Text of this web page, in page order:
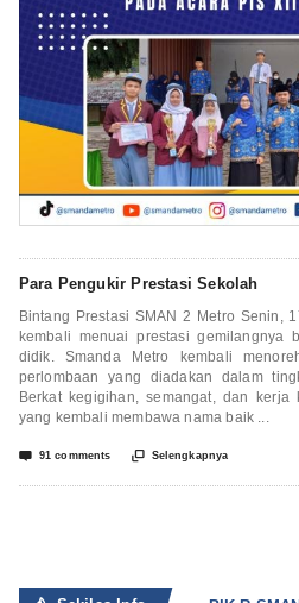
Para Pengukir Prestasi Sekolah
Bintang Prestasi SMAN 2 Metro Senin,
kembali menuai prestasi gemilangnya
didik. Smanda Metro kembali
perlombaan yang diadakan dalam
Berkat kegigihan, semangat, dan
yang kembali membawa nama baik ...
 91 comments  Selengkapnya